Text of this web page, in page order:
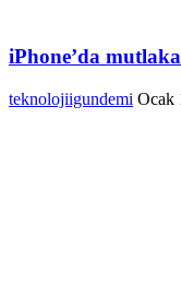
iPhone’da
teknolojiigundemi Ocak